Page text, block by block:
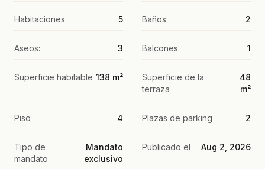
Habitaciones 5 Baños: 2
Aseos: 3 Balcones 1
Superficie habitable 138 m²
Superficie de la
terraza
48
m²
Piso 4 Plazas de parking 2
Tipo de
mandato
Mandato
exclusivo
Publicado el Aug 2, 2026